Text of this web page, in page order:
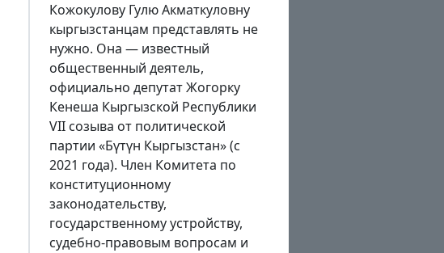
В конце августа – в преддверии
празднования Дня
независимости Кыргызстана и
100-летия образования Кара-
Кыргызской автономной области
Кабмин заявил, что в нынешнем
году по всей республике будут
открыты более 100
промышленных предприятий и
столько же социальных
объектов. Насколько реализуемы
эти планы в беседе «Региону.kg»
рассказал президент...